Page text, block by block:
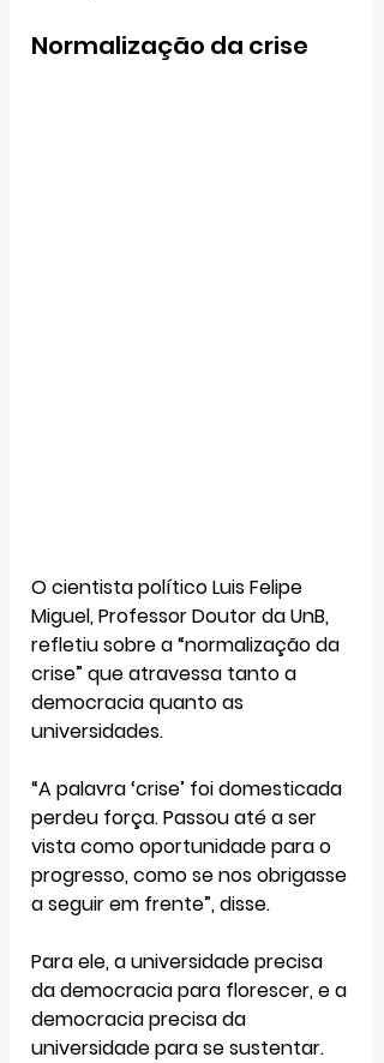
Normalização da crise
O cientista político Luis Felipe
Miguel, Professor Doutor da UnB,
refletiu sobre a “normalização da
crise” que atravessa tanto a
democracia quanto as
universidades.
“A palavra ‘crise’ foi domesticada
perdeu força. Passou até a ser
vista como oportunidade para o
progresso, como se nos obrigasse
a seguir em frente”, disse.
Para ele, a universidade precisa
da democracia para florescer, e a
democracia precisa da
universidade para se sustentar.